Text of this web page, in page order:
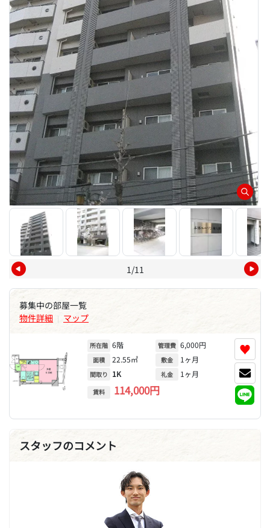
1/11
募集中の部屋一覧
物件詳細 | マップ
所在階 6階
面積 22.55㎡
間取り 1K
賃料 114,000円
管理費 6,000円
敷金 1ヶ月
礼金 1ヶ月
♥
スタッフのコメント